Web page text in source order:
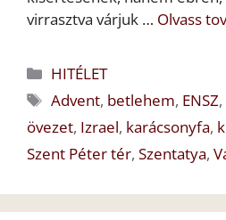
virrasztva várjuk … Olvass
Kategória
HITÉLET
Címkék
Advent, betlehem, ENSZ,
övezet, Izrael, karácsonyfa,
Szent Péter tér, Szentatya,